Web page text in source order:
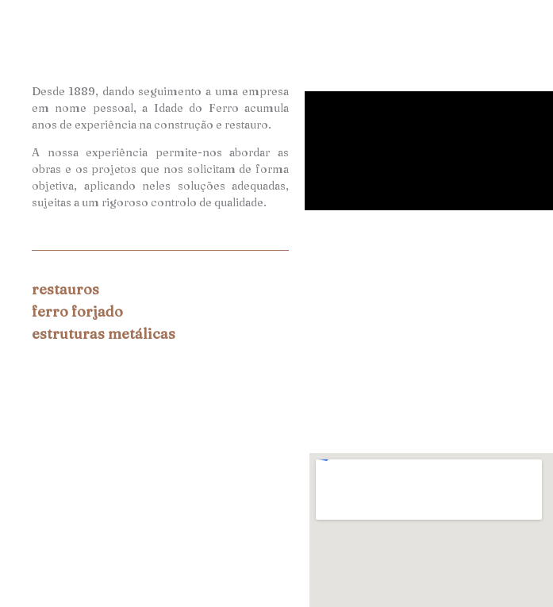
Desde 1889, dando seguimento a uma empresa
em nome pessoal, a Idade do Ferro acumula
anos de experiência na construção e restauro.
A nossa experiência permite-nos abordar as
obras e os projetos que nos solicitam de forma
objetiva, aplicando neles soluções adequadas,
sujeitas a um rigoroso controlo de qualidade.
restauros
ferro forjado
estruturas metálicas